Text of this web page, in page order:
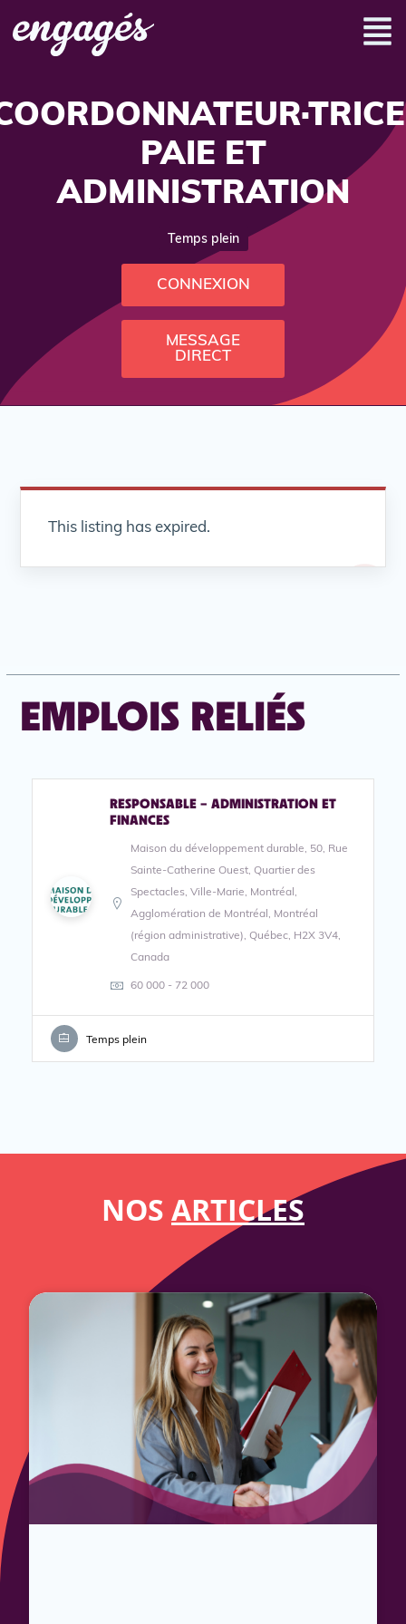
PAIE ET
ADMINISTRATION
Temps plein
CONNEXION
MESSAGE
DIRECT
This listing has expired.
EMPLOIS RELIÉS
RESPONSABLE – ADMINISTRATION ET
FINANCES
Maison du développement durable, 50, Rue
Sainte-Catherine Ouest, Quartier des
Spectacles, Ville-Marie, Montréal,
Agglomération de Montréal, Montréal
(région administrative), Québec, H2X 3V4,
Canada
60 000 - 72 000
Temps plein
NOS ARTICLES